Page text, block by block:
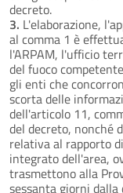
decreto.
3. L'elaborazione,
al comma 1 è
l'ARPAM, l'ufficio
del fuoco
gli enti che
scorta delle
dell'articolo 11,
del decreto, nonché
relativa al rapporto
integrato dell'area,
trasmettono alla
sessanta giorni